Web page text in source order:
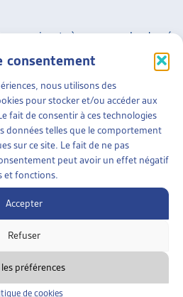
consentement
nous utilisons des
pour stocker et/ou accéder aux
fait de consentir à ces technologies
données telles que le comportement
sur ce site. Le fait de ne pas
peut avoir un effet négatif
et fonctions.
Accepter
Refuser
préférences
de cookies
serviront à mesurer le degré
étrangère. Le versement de
quant à lui, peut constituer un
l’autorisation de séjour d’une
et représenter un obstacle
de conjoint-e-s et enfants de
(hors UE/AELE). Les mesures
familial entrent
avec la protection de la vie
(CEDH).
pour le permis